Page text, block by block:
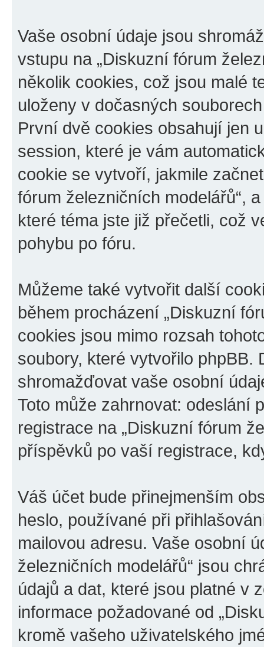
Vaše osobní údaje jsou
vstupu na „Diskuzní fórum
několik cookies, což jsou malé
uloženy v dočasných
První dvě cookies obsahují jen
session, které je vám
cookie se vytvoří, jakmile
fórum železničních modelářů“,
které téma jste již přečetli, což
pohybu po fóru.
Můžeme také vytvořit další
během procházení „Diskuzní
cookies jsou mimo rozsah
soubory, které vytvořilo phpBB.
shromažďovat vaše osobní
Toto může zahrnovat: odeslání
registrace na „Diskuzní fórum
příspěvků po vaší registrace,
Váš účet bude přinejmenším
heslo, používané při
mailovou adresu. Vaše osobní
železničních modelářů“ jsou
údajů a dat, které jsou platné v
informace požadované od
kromě vašeho uživatelského